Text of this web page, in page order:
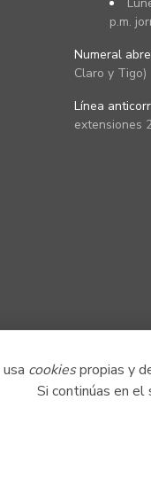
cookiespropias y
Si continúas en
p.m.
Numeral
Claro y Tigo)
Línea
extensiones